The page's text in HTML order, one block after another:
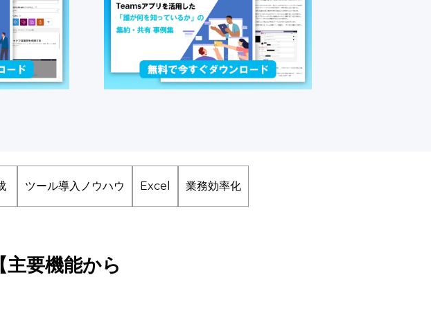
ツール導入ノウハウ Excel 業務効率化
要機能から